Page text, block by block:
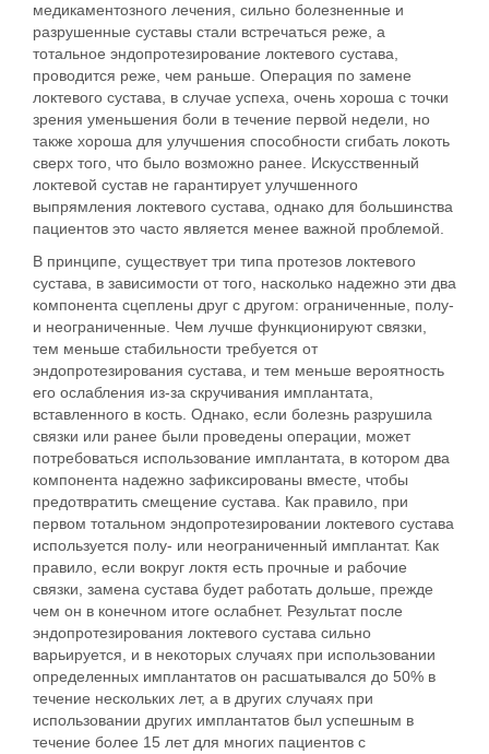
медикаментозного лечения, сильно болезненные и
разрушенные суставы стали встречаться реже, а
тотальное эндопротезирование локтевого сустава,
проводится реже, чем раньше. Операция по замене
локтевого сустава, в случае успеха, очень хороша с точки
зрения уменьшения боли в течение первой недели, но
также хороша для улучшения способности сгибать локоть
сверх того, что было возможно ранее. Искусственный
локтевой сустав не гарантирует улучшенного
выпрямления локтевого сустава, однако для большинства
пациентов это часто является менее важной проблемой.
В принципе, существует три типа протезов локтевого
сустава, в зависимости от того, насколько надежно эти два
компонента сцеплены друг с другом: ограниченные, полу-
и неограниченные. Чем лучше функционируют связки,
тем меньше стабильности требуется от
эндопротезирования сустава, и тем меньше вероятность
его ослабления из-за скручивания имплантата,
вставленного в кость. Однако, если болезнь разрушила
связки или ранее были проведены операции, может
потребоваться использование имплантата, в котором два
компонента надежно зафиксированы вместе, чтобы
предотвратить смещение сустава. Как правило, при
первом тотальном эндопротезировании локтевого сустава
используется полу- или неограниченный имплантат. Как
правило, если вокруг локтя есть прочные и рабочие
связки, замена сустава будет работать дольше, прежде
чем он в конечном итоге ослабнет. Результат после
эндопротезирования локтевого сустава сильно
варьируется, и в некоторых случаях при использовании
определенных имплантатов он расшатывался до 50% в
течение нескольких лет, а в других случаях при
использовании других имплантатов был успешным в
течение более 15 лет для многих пациентов с